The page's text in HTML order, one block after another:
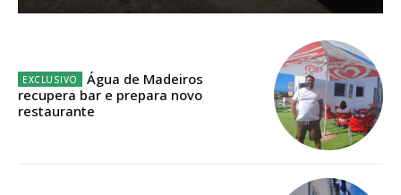
Sendo assinante terá acesso a todos os conteúdos exclusivos e versões
Água de Madeiros
recupera bar e prepara novo
restaurante